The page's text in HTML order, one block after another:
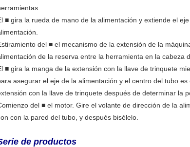
■ gira la rueda de mano de la alimentación y extiende el
del ■ el mecanismo de la extensión de la
de la reserva entre la herramienta en la cabeza
■ gira la manga de la extensión con la llave de trinquete
asegurar el eje de la alimentación y el centro del tubo
con la llave de trinquete después de determinar la
del ■ el motor. Gire el volante de dirección de la
con la pared del tubo, y después bisélelo.
de productos